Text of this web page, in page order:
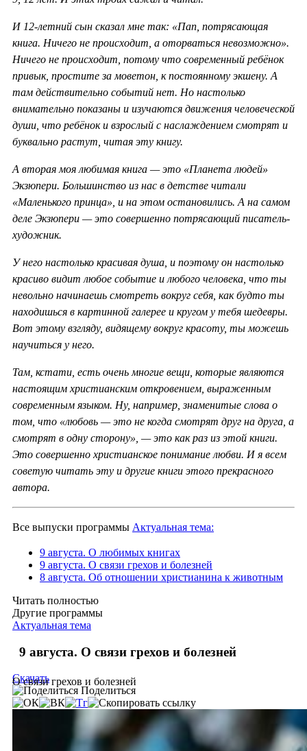
И 12-летний сын сказал мне так: «Пап, потрясающая
книга. Ничего не происходит, а оторваться невозможно».
Ничего не происходит, потому что современный ребёнок
привык, простите за моветон, к постоянному экшену. А
там действительно событий нет. Но настолько
внимательно показаны и изучаются движения человеческой
души, что ребёнок и взрослый с наслаждением смотрят и
буквально растут, читая эту книгу.
А вторая моя любимая книга — это «Планета людей»
Экзюпери. Большинство из нас в детстве читали
«Маленького принца», и на этом остановились. А на самом
деле Экзюпери — это совершенно потрясающий писатель-
художник.
У него настолько красивая душа, и поэтому он настолько
красиво видит любое событие и любого человека, что ты
невольно начинаешь смотреть вокруг себя, как будто ты
находишься в картинной галерее и кругом у тебя шедевры.
Вот этому взгляду, видящему вокруг красоту, ты можешь
научиться у него.
Там, кстати, есть очень многие вещи, которые являются
настоящим христианским откровением, выраженным
современным языком. Ну, например, знаменитые слова о
том, что «любовь — это не когда смотрят друг на друга, а
смотрят в одну сторону», — это как раз из этой книги.
Это совершенно христианское понимание любви. И я всем
советую читать эту и другие книги этого прекрасного
автора.
Все выпуски программы Актуальная тема:
9 августа. О любимых книгах
9 августа. О связи грехов и болезней
8 августа. Об отношении христианина к животным
Читать полностью
Другие программы
Актуальная тема
9 августа. О связи грехов и болезней
О связи грехов и болезней
Скачать
Поделиться